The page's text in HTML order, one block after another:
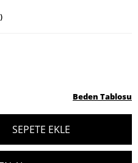
Beden Tablosu